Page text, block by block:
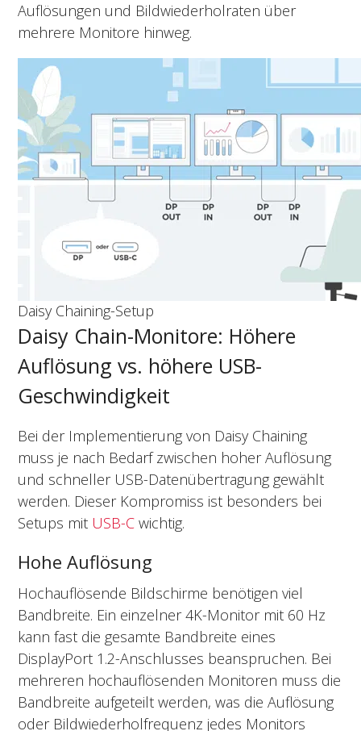
Auflösungen und Bildwiederholraten über
mehrere Monitore hinweg.
Daisy Chaining-Setup
Daisy Chain-Monitore: Höhere
Auflösung vs. höhere USB-
Geschwindigkeit
Bei der Implementierung von Daisy Chaining
muss je nach Bedarf zwischen hoher Auflösung
und schneller USB-Datenübertragung gewählt
werden. Dieser Kompromiss ist besonders bei
Setups mit USB-C wichtig.
Hohe Auflösung
Hochauflösende Bildschirme benötigen viel
Bandbreite. Ein einzelner 4K-Monitor mit 60 Hz
kann fast die gesamte Bandbreite eines
DisplayPort 1.2-Anschlusses beanspruchen. Bei
mehreren hochauflösenden Monitoren muss die
Bandbreite aufgeteilt werden, was die Auflösung
oder Bildwiederholfrequenz jedes Monitors